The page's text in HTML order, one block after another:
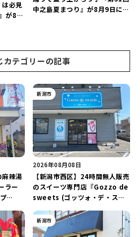
は必見
が8月
中之島夏まつり』が8月9日に開
カテゴリーの記事
麻辣湯
ラー
新潟市
2026年08月08日
【新潟市西区】24時間無人販売
のスイーツ専門店『Gozzo de
sweets (ゴッツォ・デ・スイ
店…。一部商品は姉妹店で販売
継続！
新潟市